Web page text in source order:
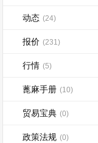
动态 (24)
报价 (231)
行情 (5)
蓖麻手册 (10)
贸易宝典 (0)
政策法规 (0)